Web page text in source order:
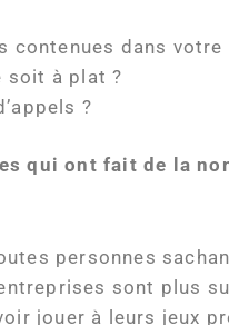
dans
soit à plat ?
?
qui ont fait de la
personnes
sont plus
jouer à leurs jeux